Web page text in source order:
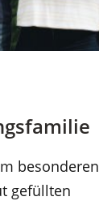
besonderen
gefüllten